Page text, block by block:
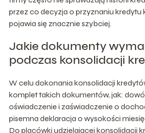
przez co decyzja o przyznaniu kredytu
pojawia się znacznie szybciej.
Jakie dokumenty
podczas konsolidacji
W celu dokonania konsolidacji
komplet takich dokumentów, jak:
oświadczenie i zaświadczenie o
pisemna deklaracja o wysokości
Do placówki udzielającej konsolidacji